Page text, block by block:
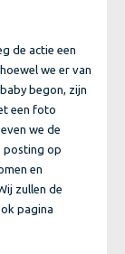
de actie een
we er van
begon, zijn
een foto
we de
posting op
en
zullen de
pagina